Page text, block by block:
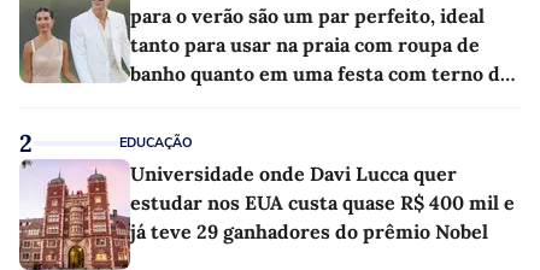
para o verão são um par perfeito, ideal
tanto para usar na praia com roupa de
banho quanto em uma festa com terno de
2 EDUCAÇÃO
Universidade onde Davi Lucca quer
estudar nos EUA custa quase R$ 400 mil e
já teve 29 ganhadores do prêmio Nobel